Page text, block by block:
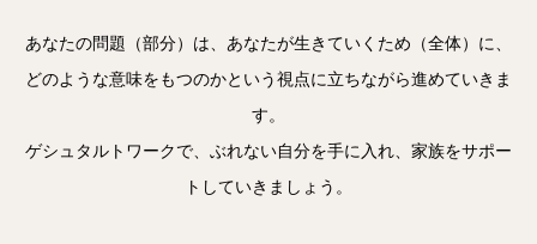
あなたの問題（部分）は、あなたが生きていくため（全体）に、
どのような意味をもつのかという視点に立ちながら進めていきま
す。
ゲシュタルトワークで、ぶれない自分を手に入れ、家族をサポー
トしていきましょう。